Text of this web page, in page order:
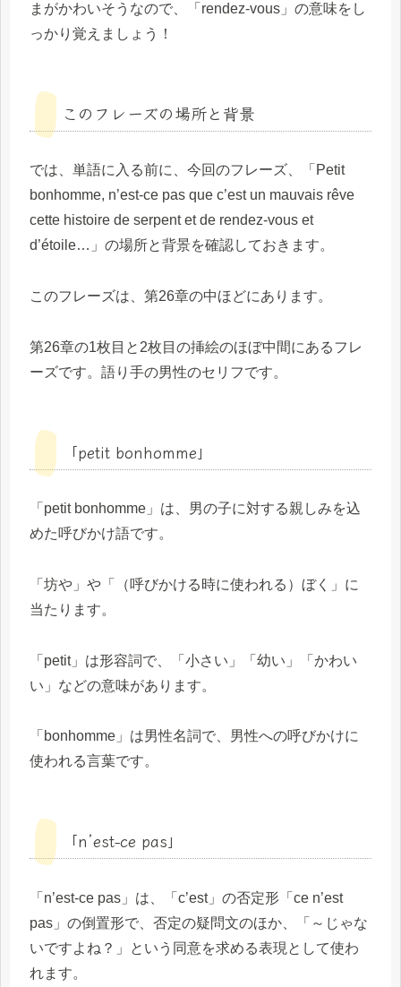
まがかわいそうなので、「rendez-vous」の意味をし
っかり覚えましょう！
このフレーズの場所と背景
では、単語に入る前に、今回のフレーズ、「Petit
bonhomme, n’est-ce pas que c’est un mauvais rêve
cette histoire de serpent et de rendez-vous et
d’étoile…」の場所と背景を確認しておきます。
このフレーズは、第26章の中ほどにあります。
第26章の1枚目と2枚目の挿絵のほぼ中間にあるフレ
ーズです。語り手の男性のセリフです。
「petit bonhomme」
「petit bonhomme」は、男の子に対する親しみを込
めた呼びかけ語です。
「坊や」や「（呼びかける時に使われる）ぼく」に
当たります。
「petit」は形容詞で、「小さい」「幼い」「かわい
い」などの意味があります。
「bonhomme」は男性名詞で、男性への呼びかけに
使われる言葉です。
「n’est-ce pas」
「n’est-ce pas」は、「c’est」の否定形「ce n’est
pas」の倒置形で、否定の疑問文のほか、「～じゃな
いですよね？」という同意を求める表現として使わ
れます。